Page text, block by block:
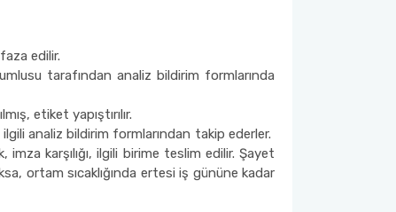
edilir.
tarafından analiz bildirim formlarında
etiket yapıştırılır.
analiz bildirim formlarından takip ederler.
karşılığı, ilgili birime teslim edilir. Şayet
ortam sıcaklığında ertesi iş gününe kadar